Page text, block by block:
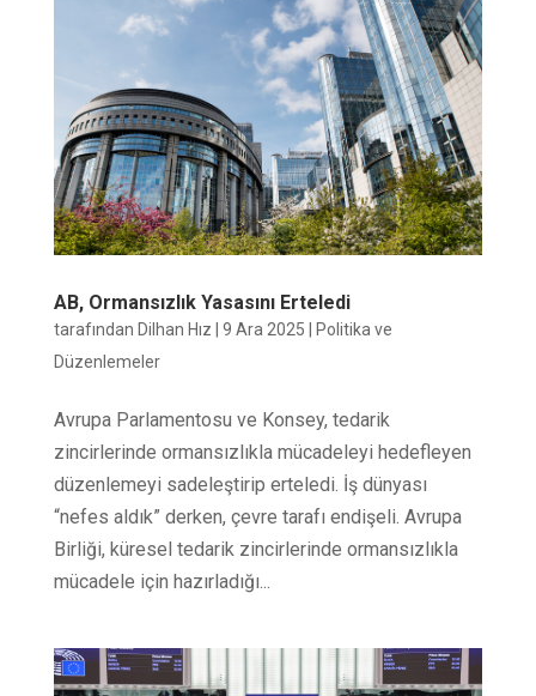
AB, Ormansızlık Yasasını Erteledi
tarafından Dilhan Hız 9 Ara 2025
Politika ve
Düzenlemeler
Avrupa Parlamentosu ve Konsey, tedarik
zincirlerinde ormansızlıkla mücadeleyi hedefleyen
düzenlemeyi sadeleştirip erteledi. İş dünyası
“nefes aldık” derken, çevre tarafı endişeli. Avrupa
Birliği, küresel tedarik zincirlerinde ormansızlıkla
mücadele için hazırladığı...